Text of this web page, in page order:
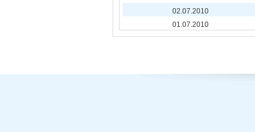
02.07.2010
01.07.2010